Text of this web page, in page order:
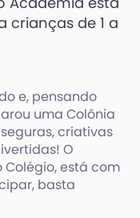
crianças de 1 a
e, pensando
uma Colônia
criativas
O
está com
basta